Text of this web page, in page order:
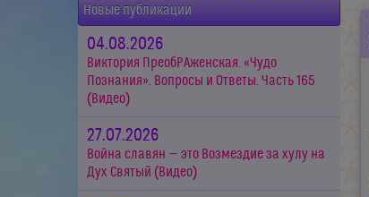
Новые публикации
04.08.2026
Виктория ПреобРАженская. «Чудо
Познания». Вопросы и Ответы. Часть 165
(Видео)
27.07.2026
Война славян — это Возмездие за хулу на
Дух Святый (Видео)